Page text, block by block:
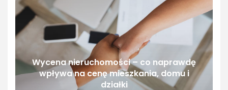
Wycena nieruchomości – co naprawdę
wpływa na cenę mieszkania, domu i
działki